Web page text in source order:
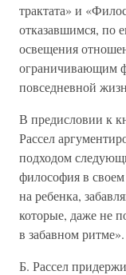
трактата» и
отказавшимся, по
освещения
ограничивающим
повседневной
В предисловии к
Рассел
подходом
философия в
на ребенка,
которые, даже не
в забавном ритме».
Б. Рассел